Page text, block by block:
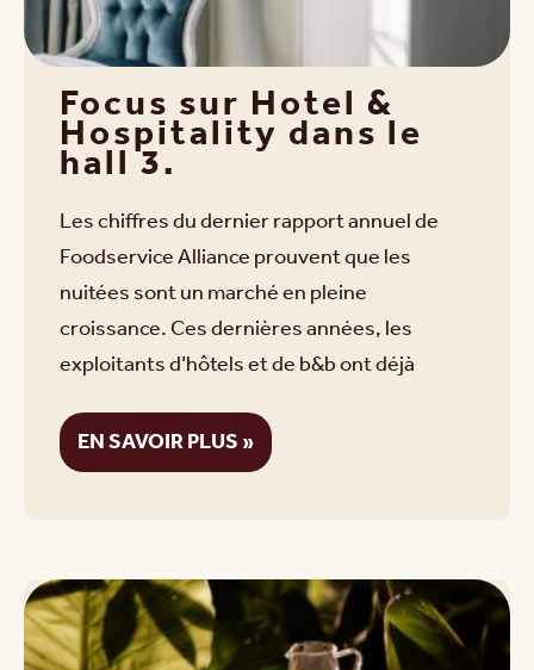
Focus sur Hotel &
Hospitality dans le
hall 3.
Les chiffres du dernier rapport annuel de
Foodservice Alliance prouvent que les
nuitées sont un marché en pleine
croissance. Ces dernières années, les
exploitants d’hôtels et de b&b ont déjà
EN SAVOIR PLUS »